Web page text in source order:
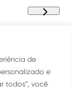
de
e
todos”, você